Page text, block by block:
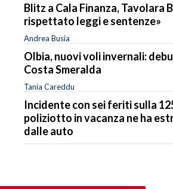
Blitz a Cala Finanza, Tavolara
rispettato leggi e sentenze»
Andrea Busia
Olbia, nuovi voli invernali:
Costa Smeralda
Tania Careddu
Incidente con sei feriti sulla
poliziotto in vacanza ne ha
dalle auto